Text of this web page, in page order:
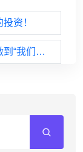
资！
一样”？